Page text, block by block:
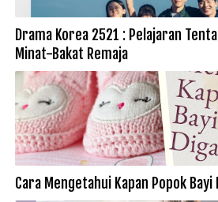
Drama Korea 2521 : Pelajaran
Minat-Bakat Remaja
Cara Mengetahui Kapan Popok